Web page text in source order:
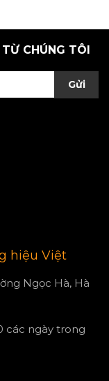
CHÚNG TÔI
Gửi
hiệu Việt
Ngọc Hà, Hà
các ngày trong